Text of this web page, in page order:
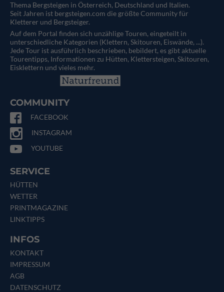
Thema Bergsteigen in Österreich, Deutschland und Italien.
Seit Jahren ist bergsteigen.com die größte Community für
Kletterer und Bergsteiger.
Auf dem Portal finden sich unzählige Touren, eingeteilt in
unterschiedliche Kategorien (Klettern, Skitouren, Eiswände, ...).
Jede Tour ist ausführlich beschrieben, bebildert, es gibt aktuelle
Tourentipps, Informationen zu Hütten, Klettersteigen, Skitouren,
Eisklettern und vieles mehr.
COMMUNITY
FACEBOOK
INSTAGRAM
YOUTUBE
SERVICE
HÜTTEN
WETTER
PRINTMAGAZINE
LINKTIPPS
INFOS
KONTAKT
IMPRESSUM
AGB
DATENSCHUTZ